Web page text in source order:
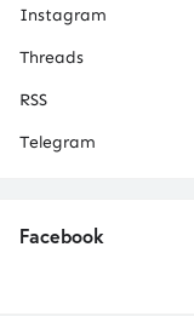
Instagram
Threads
RSS
Telegram
Facebook